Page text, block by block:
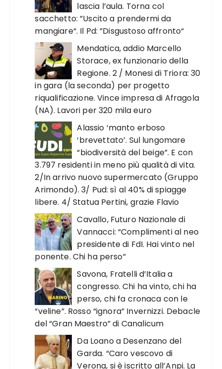
lascia l’aula. Torna col
sacchetto: ”Uscito a prendermi da
mangiare“. Il Pd: ”Disgustoso affronto“
Mendatica, addio Marcello
Storace, ex funzionario della
Regione. 2 / Monesi di Triora: 30
in gara (la seconda) per progetto
riqualificazione. Vince impresa di Afragola
(NA). Lavori per 320 mila euro
Alassio ‘manto erboso
‘brevettato’. Sul lungomare
“biodiversità del beige”. E con
3.797 residenti in meno più qualità di vita.
2/In arrivo nuovo supermercato (Gruppo
Arimondo). 3/ Pud: sì al 40% di spiagge
libere. 4/ Statua Pertini, grazie Flavio
Cavallo, Futuro Nazionale di
Vannacci: “Complimenti al neo
presidente di FdI. Hai vinto nel
ponente. Chi ha perso”
Savona, Fratelli d’Italia a
congresso. Chi ha vinto, chi ha
perso, chi fa cronaca con le
“veline”. Rosso “ignora” Invernizzi. Debacle
del “Gran Maestro” di Canalicum
Da Loano a Desenzano del
Garda. “Caro vescovo di
Verona, si è iscritto all’Anpi. La